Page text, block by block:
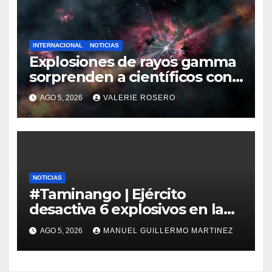
INTERNACIONAL NOTICIAS
Explosiones de rayos gamma
sorprenden a científicos con
nuevas detecciones en el
espacio profundo
AGO 5, 2026 VALERIE ROSERO
NOTICIAS
#Taminango | Ejército
desactiva 6 explosivos en la
Panamericana y recupera la
vía
AGO 5, 2026 MANUEL GUILLERMO MARTINEZ